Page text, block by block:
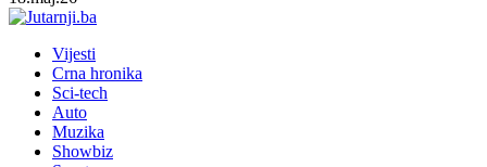
Vijesti
Crna hronika
Sci-tech
Auto
Muzika
Showbiz